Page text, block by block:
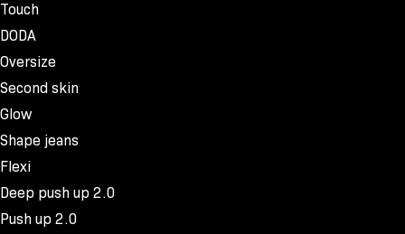
Touch
DODA
Oversize
Second skin
Glow
Shape jeans
Flexi
Deep push up 2.0
Push up 2.0